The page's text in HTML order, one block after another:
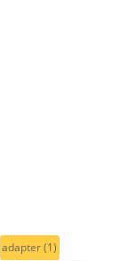
adapter(1)